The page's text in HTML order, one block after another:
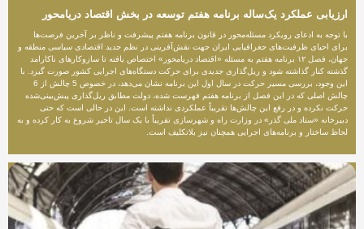
ارزیابی عملکرد یک‌ساله برنامه هفتم توسعه در بخش اقتصاد دریامحور
با توجه به ادعای رویکرد مسئله‌محور در قانون برنامه هفتم پیشرفت و ناظر بر آخرین فرصت‌ها
برای احیای ظرفیت‌های جغرافیایی ایران جهت نقش‌آفرینی در نظم جدید اقتصادی سیاسی منطقه و
جهان، فصل ۱۲ برنامه هفتم به مسئله «اقتصاد دریامحور» اختصاص یافته تا سازوکارهای ناکارامد
گذشته کنار گذاشته شود و ریل‌گذاری جدیدی برای حرکت دستگاه‌های اجرایی کشور صورت گیرد. با
این وجود، بررسی مسیر حرکت در سال اول این برنامه نشان می‌دهد، در خصوص 5 چالش از 6
چالش‌ اصلی که در این فصل از برنامه هفتم فهرست شده، دولت مطابق ریل‌گذاری پبش‌بینی‌شده
حرکت نکرده و در رفع این چالش‌ها تقریباً عملکردی نداشته است. این در حالی است که حتی
دبیرخانه «ستاد ملی گذر» در وزارت راه و شهرسازی تقریباً با یک سال تاخیر شروع به کار کرده و به
لحاظ ساختار و برنامه‌های اجرایی همچنان نیز بلاتکلیف است.